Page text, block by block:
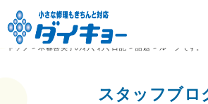
トップ
> 木暮喜美子のわくわく日記 >話題 > ルークです。
スタッフブロ